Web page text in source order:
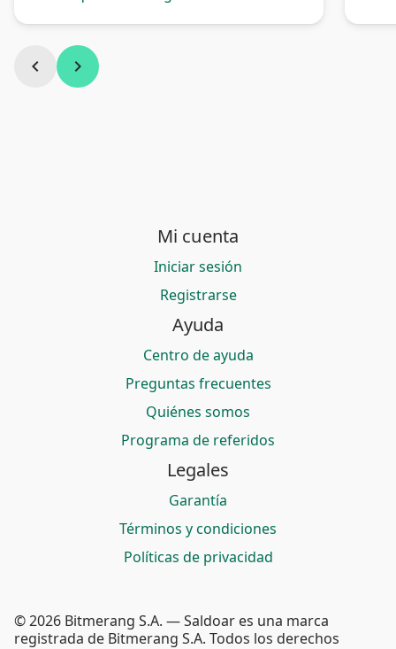
chevron_left chevron_right
Mi cuenta
Iniciar sesión
Registrarse
Ayuda
Centro de ayuda
Preguntas frecuentes
Quiénes somos
Programa de referidos
Legales
Garantía
Términos y condiciones
Políticas de privacidad
© 2026 Bitmerang S.A. — Saldoar es una marca
registrada de Bitmerang S.A. Todos los derechos